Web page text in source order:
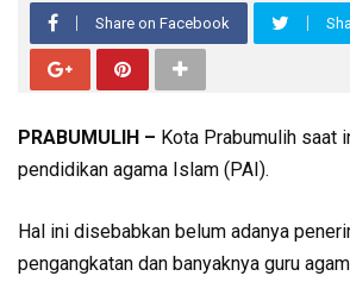
Share on Facebook
PRABUMULIH – Kota Prabumulih saat
pendidikan agama Islam (PAI).
Hal ini disebabkan belum adanya
pengangkatan dan banyaknya guru